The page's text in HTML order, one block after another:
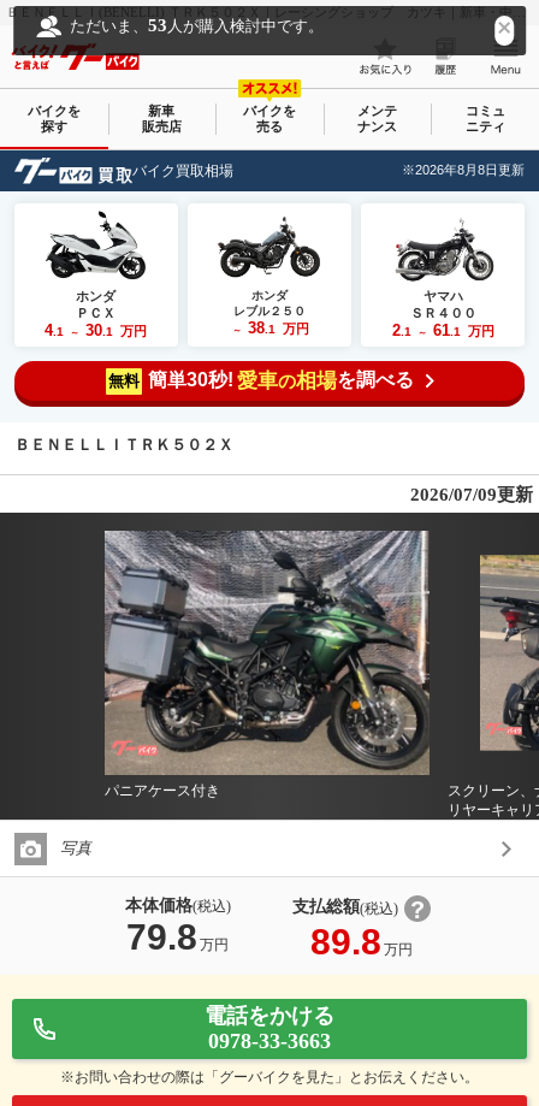
ＢＥＮＥＬＬＩ(BENELLI) ＴＲＫ５０２Ｘ｜レーシングショップ カツキ｜新車・中古バイクなら【グーバイク(GooBike)】
ただいま、53 人が購入検討中です。
バイクを
探す
新車
販売店
バイクを
売る
メンテ
ナンス
コミュ
ニティ
バイク買取相場 ※2026年8月8日更新
ホンダ
ＰＣＸ
4.1 ～ 30 .1 万円
ホンダ
レブル２５０
～ 38.1 万円
ヤマハ
ＳＲ４００
2.1 ～ 61.1 万円
無料 簡単30秒! 愛車の相場を調べる
ＢＥＮＥＬＬＩＴＲＫ５０２Ｘ
2026/07/09更新
パニアケース付き
スクリーン
リヤーキャリ
写真
本体価格(税込)
79.8 万円
支払総額(税込)
89.8 万円
電話をかける
0978-33-3663
※お問い合わせの際は「グーバイクを見た」とお伝えください。